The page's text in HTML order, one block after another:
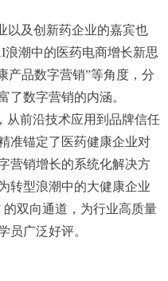
以及创新药企业的嘉宾也
浪潮中的医药电商增长新思
产品数字营销”等角度，分
了数字营销的内涵。
从前沿技术应用到品牌信任
准锚定了医药健康企业对
营销增长的系统化解决方
转型浪潮中的大健康企业
的双向通道，为行业高质量
员广泛好评。